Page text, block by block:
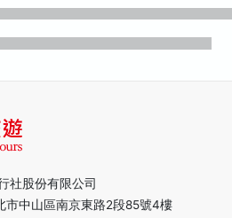
社股份有限公司
市中山區南京東路2段85號4樓